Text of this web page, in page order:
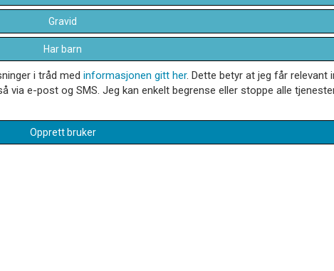
Gravid
Har barn
i tråd med informasjonen gitt her. Dette betyr at jeg får relevant
via e-post og SMS. Jeg kan enkelt begrense eller stoppe alle
Opprett bruker